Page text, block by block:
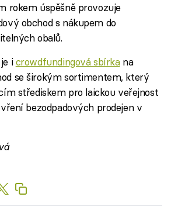
rokem úspěšně provozuje
obchod s nákupem do
obalů.
icrowdfundingová sbírkana
se širokým sortimentem, který
střediskem pro laickou veřejnost
bezodpadových prodejen v